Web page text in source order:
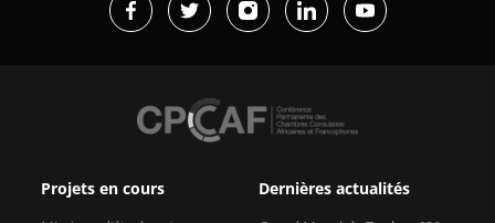
Projets en cours Dernières actualités